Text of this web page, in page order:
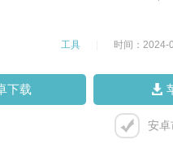
工具 时间：2024-
下载
安卓